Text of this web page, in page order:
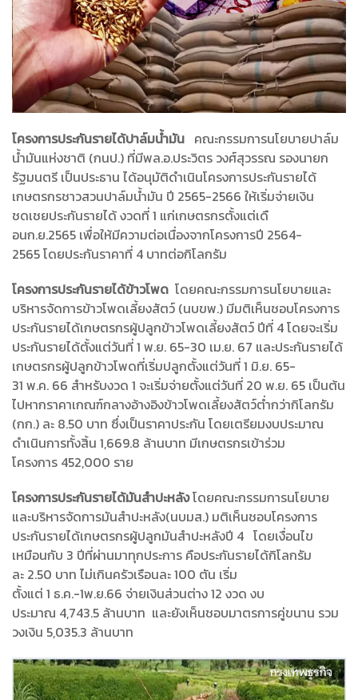
โครงการประกันรายได้ปาล์มน้ำมัน คณะกรรมการนโยบายปาล์ม
น้ำมันแห่งชาติ (กนป.) ที่มีพล.อ.ประวิตร วงศ์สุวรรณ รองนายก
รัฐมนตรี เป็นประธาน ได้อนุมัติดำเนินโครงการประกันรายได้
เกษตรกรชาวสวนปาล์มน้ำมัน ปี 2565-2566 ให้เริ่มจ่ายเงิน
ชดเชยประกันรายได้ งวดที่ 1 แก่เกษตรกรตั้งแต่เดื
อนก.ย.2565 เพื่อให้มีความต่อเนื่องจากโครงการปี 2564-
2565 โดยประกันราคาที่ 4 บาทต่อกิโลกรัม
โครงการประกันรายได้ข้าวโพด โดยคณะกรรมการนโยบายและ
บริหารจัดการข้าวโพดเลี้ยงสัตว์ (นบขพ.) มีมติเห็นชอบโครงการ
ประกันรายได้เกษตรกรผู้ปลูกข้าวโพดเลี้ยงสัตว์ ปีที่ 4 โดยจะเริ่ม
ประกันรายได้ตั้งแต่วันที่ 1 พ.ย. 65-30 เม.ย. 67 และประกันรายได้
เกษตรกรผู้ปลูกข้าวโพดที่เริ่มปลูกตั้งแต่วันที่ 1 มิ.ย. 65-
31 พ.ค. 66 สำหรับงวด 1 จะเริ่มจ่ายตั้งแต่วันที่ 20 พ.ย. 65 เป็นต้น
ไปหากราคาเกณฑ์กลางอ้างอิงข้าวโพดเลี้ยงสัตว์ต่ำกว่ากิโลกรัม
(กก.) ละ 8.50 บาท ซึ่งเป็นราคาประกัน โดยเตรียมงบประมาณ
ดำเนินการทั้งสิ้น 1,669.8 ล้านบาท มีเกษตรกรเข้าร่วม
โครงการ 452,000 ราย
โครงการประกันรายได้มันสำปะหลังโดยคณะกรรมการนโยบาย
และบริหารจัดการมันสำปะหลัง(นบมส.) มติเห็นชอบโครงการ
ประกันรายได้เกษตรกรผู้ปลูกมันสำปะหลังปี 4 โดยเงื่อนไข
เหมือนกับ 3 ปีที่ผ่านมาทุกประการ คือประกันรายได้กิโลกรัม
ละ 2.50 บาท ไม่เกินครัวเรือนละ 100 ตัน เริ่ม
ตั้งแต่ 1 ธ.ค.-1พ.ย.66 จ่ายเงินส่วนต่าง 12 งวด งบ
ประมาณ 4,743.5 ล้านบาท และยังเห็นชอบมาตรการคู่ขนาน รวม
วงเงิน 5,035.3 ล้านบาท